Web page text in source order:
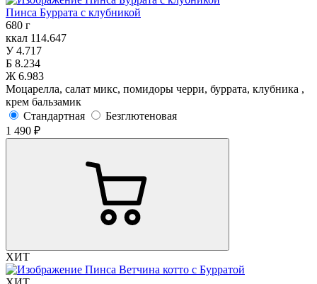
Пинса Буррата с клубникой
680 г
ккал 114.647
У4.717
Б 8.234
Ж 6.983
Моцарелла, салат микс, помидоры черри, буррата, клубника ,
крем бальзамик
Стандартная
Безглютеновая
1 490 ₽
ХИТ